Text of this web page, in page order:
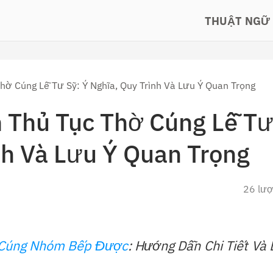
THUẬT NGỮ
Cúng Lễ Tư Sỹ: Ý Nghĩa, Quy Trình Và Lưu Ý Quan Trọng
Tục Thờ Cúng Lễ Tư
Và Lưu Ý Quan Trọng
26
Nhóm Bếp Được: Hướng Dẫn Chi Tiết Và